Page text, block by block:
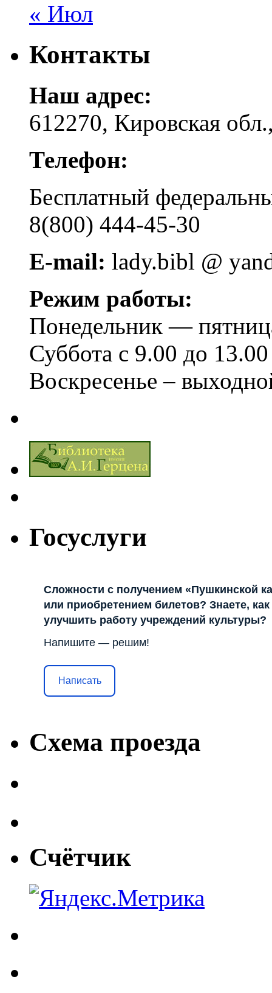
« Июл
Контакты
Наш адрес:
612270, Кировская
Телефон:
Бесплатный
8(800) 444-45-30
E-mail: lady.bibl @
Режим работы:
Понедельник —
Суббота с 9.00 до 13.00
Воскресенье –
Госуслуги
Сложности с получением «Пушкинской
или приобретением билетов? Знаете, как
улучшить работу учреждений культуры?
Напишите — решим!
Написать
Схема проезда
Счётчик